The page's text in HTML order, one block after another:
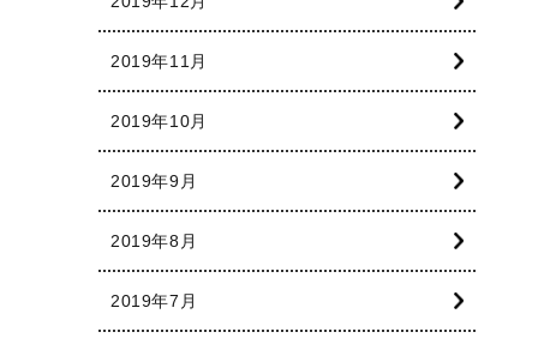
2019年11月
2019年10月
2019年9月
2019年8月
2019年7月